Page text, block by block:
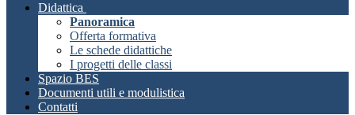
Didattica
Panoramica
Offerta formativa
Le schede didattiche
I progetti delle classi
Spazio BES
Documenti utili e modulistica
Contatti